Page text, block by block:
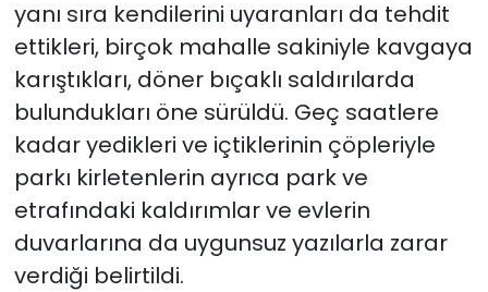
yanı sıra kendilerini uyaranları da tehdit
ettikleri, birçok mahalle sakiniyle kavgaya
karıştıkları, döner bıçaklı saldırılarda
bulundukları öne sürüldü. Geç saatlere
kadar yedikleri ve içtiklerinin çöpleriyle
parkı kirletenlerin ayrıca park ve
etrafındaki kaldırımlar ve evlerin
duvarlarına da uygunsuz yazılarla zarar
verdiği belirtildi.